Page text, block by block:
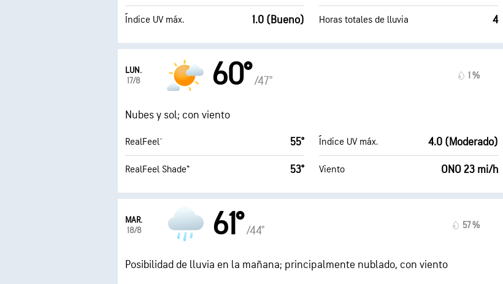
Índice UV máx. 1.0 (Bueno) Horas totales de lluvia 4
LUN.
17/8
60° /47° 1 %
Nubes y sol; con viento
RealFeel® 55°
RealFeel Shade™ 53°
Índice UV máx. 4.0 (Moderado)
Viento ONO 23 mi/h
MAR.
18/8
61° /44° 57 %
Posibilidad de lluvia en la mañana; principalmente nublado, con viento